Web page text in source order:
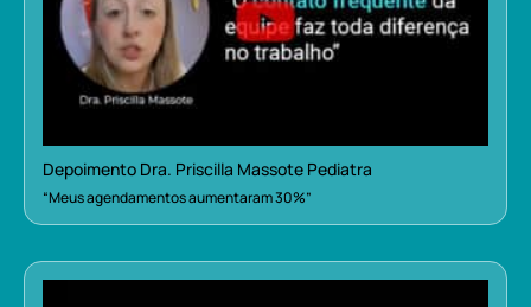
Depoimento Dra. Priscilla Massote Pediatra
“Meus agendamentos aumentaram 30%”